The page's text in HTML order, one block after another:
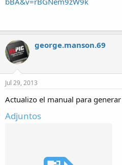
george.manson.69
Jul 29, 2013
Actualizo el manual para
Adjuntos